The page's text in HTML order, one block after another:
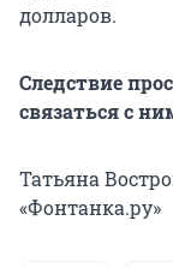
долларов.
Следствие
связаться с
Татьяна
«Фонтанка.ру»